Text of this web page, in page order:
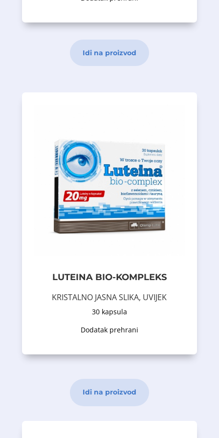
Idi na proizvod
LUTEINA BIO-KOMPLEKS
KRISTALNO JASNA SLIKA, UVIJEK
30 kapsula
Dodatak prehrani
bioaktivnih biljnih ekstrakata. Preparat je
protein koji se nalazi, između ostalog, u
oku). Formula sadrži selen, koji je sastojak
koji se bave zaštitom ćelija od
oksidativnog oštećenja, i cink , u obliku
koji se odlično resorbuje, aminokiselina
helat Albion ® (cink bisglicinat), što
doprinosi održavanju normalnog vida.
Idi na proizvod